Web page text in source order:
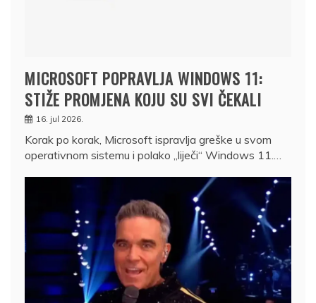
MICROSOFT POPRAVLJA WINDOWS 11:
STIŽE PROMJENA KOJU SU SVI ČEKALI
16. jul 2026.
Korak po korak, Microsoft ispravlja greške u svom
operativnom sistemu i polako „liječi“ Windows 11.…